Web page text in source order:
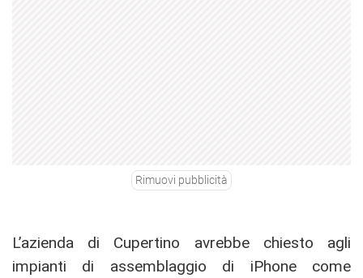
Rimuovi pubblicità
L’azienda di Cupertino avrebbe chiesto agli
impianti di assemblaggio di iPhone come